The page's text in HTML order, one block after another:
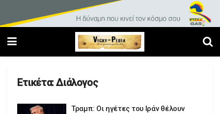
Ετικέτα:Διάλογος
Τραμπ: Οι ηγέτες του Ιράν θέλουν